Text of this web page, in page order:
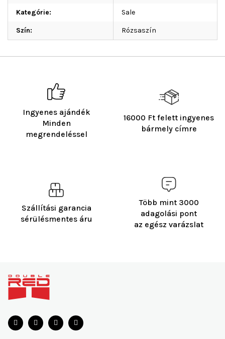
Ingyenes ajándék
Minden
megrendeléssel
16000 Ft felett ingyenes
bármely címre
Szállítási garancia
sérülésmentes áru
Több mint 3000
adagolási pont
az egész varázslat
Kategórie: Sale
Szín: Rózsaszín